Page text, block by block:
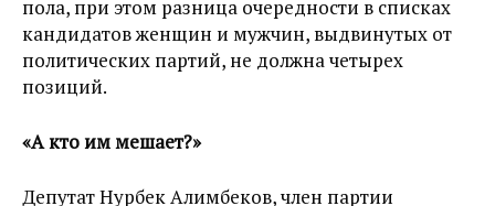
пола, при этом разница очередности в списках
кандидатов женщин и мужчин, выдвинутых от
политических партий, не должна четырех
позиций.
«А кто им мешает?»
Депутат Нурбек Алимбеков, член партии